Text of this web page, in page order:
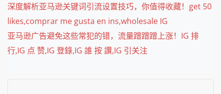
深度解析亚马逊关键词引流设置技巧，你值得收藏！get 50
likes,comprar me gusta en ins,wholesale IG
亚马逊广告避免这些常犯的错，流量蹭蹭蹭上涨！IG 排
行,IG 点 赞,IG 登錄,IG 誰 按 讚,IG 引关注